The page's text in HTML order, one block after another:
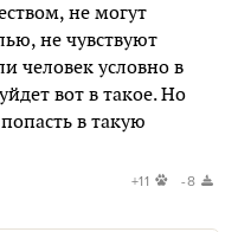
есть если он
то он точно приходит
– продолжает
общий
вниз»
не могут
не чувствуют
человек условно в
вот в такое. Но
в такую
+11 -8